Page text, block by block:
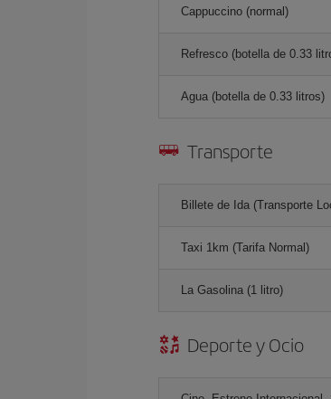
Cappuccino (normal)
Refresco (botella de 0.33
Agua (botella de 0.33 litros)
Transporte
Billete de Ida (Transporte
Taxi 1km (Tarifa Normal)
La Gasolina (1 litro)
Deporte y Ocio